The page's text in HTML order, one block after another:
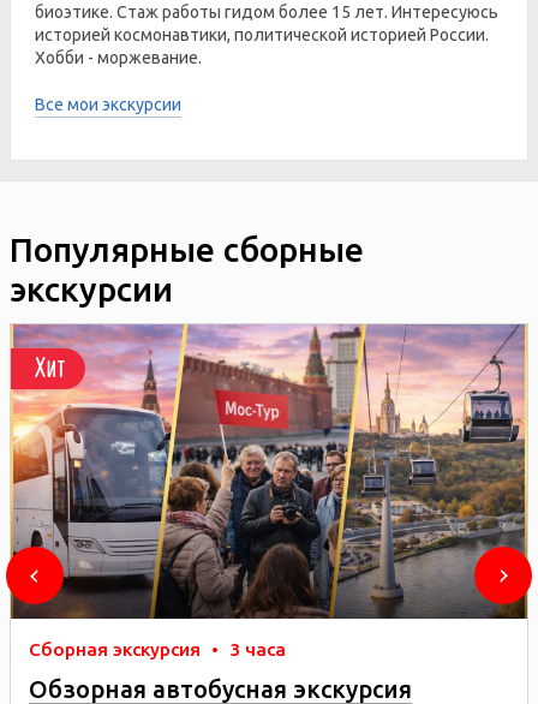
биоэтике. Стаж работы гидом более 15 лет. Интересуюсь
историей космонавтики, политической историей России.
Хобби - моржевание.
Все мои экскурсии
Популярные сборные
экскурсии
Хит
Сборная экскурсия • 3 часа
Обзорная автобусная экскурсия